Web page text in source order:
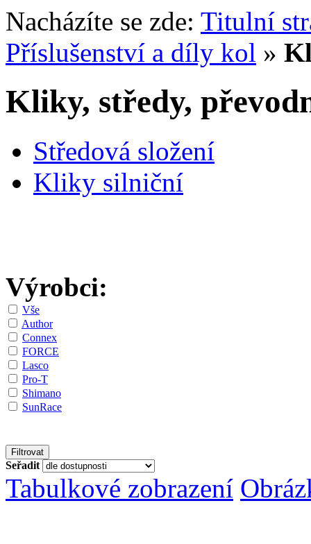
Nacházíte se zde: Titulní
Příslušenství a díly kol »
Kliky, středy,
Středová složení
Kliky silniční
Výrobci:
Vše
Author
Connex
FORCE
Lasco
Pro-T
Shimano
SunRace
Seřadit
Tabulkové zobrazení